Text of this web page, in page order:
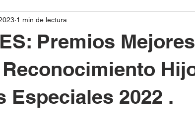
Premios
Reconocimiento
Especiales 2022 .
1 min de lectura